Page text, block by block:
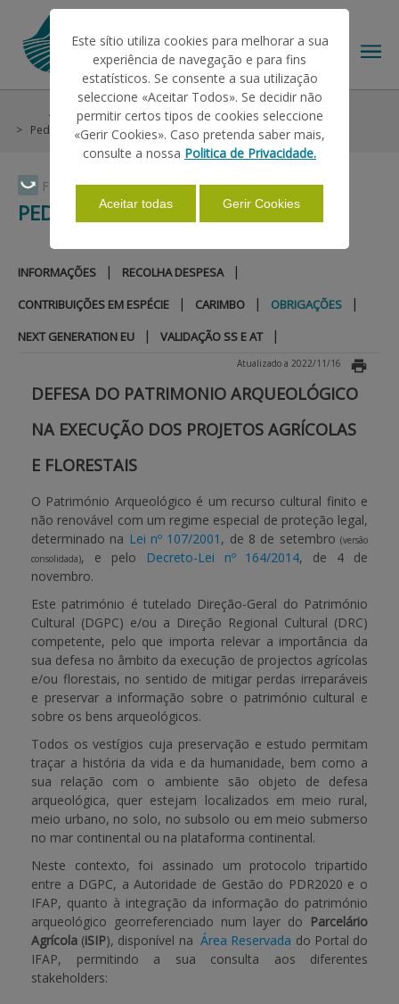
Faça Swipe para ver o menu
O IFAP
AJUDAS/APOIOS
INFORMAÇÕES
ESTATÍSTICAS
APOIO AO BENEFICIÁRIO
Entrar / Registar
Ajudas/Apoios
Projetos de Investimento
Pedidos de Pagamento
Obrigações
PEDIDOS DE PAGAMENTO
INFORMAÇÕES | RECOLHA DESPESA |
CONTRIBUIÇÕES EM ESPÉCIE | CARIMBO | OBRIGAÇÕES |
NEXT GENERATION EU | VALIDAÇÃO SS E AT |
Atualizado a 2022/11/16
DEFESA DO PATRIMONIO ARQUEOLÓGICO
NA EXECUÇÃO DOS PROJETOS AGRÍCOLAS
E FLORESTAIS
O Património Arqueológico é um recurso cultural finito e
não renovável com um regime especial de proteção legal,
determinado na Lei nº 107/2001 , de 8 de setembro(versão
consolidada), e pelo Decreto-Lei nº 164/2014, de 4 de
novembro.
Este património é tutelado Direção-Geral do Património
Cultural (DGPC) e/ou a Direção Regional Cultural (DRC)
competente, pelo que importa relevar a importância da
sua defesa no âmbito da execução de projectos agrícolas
e/ou florestais, no sentido de mitigar perdas irreparáveis
e preservar a informação sobre o património cultural e
sobre os bens arqueológicos.
Todos os vestígios cuja preservação e estudo permitam
traçar a história da vida e da humanidade, bem como a
sua relação com o ambiente são objeto de defesa
arqueológica, quer estejam localizados em meio rural,
meio urbano, no solo, no subsolo ou em meio submerso
no mar continental ou na plataforma continental.
Neste contexto, foi assinado um protocolo tripartido
entre a DGPC, a Autoridade de Gestão do PDR2020 e o
IFAP, quanto à integração da informação do património
arqueológico georreferenciado num layer do Parcelário
Agrícola (iSIP), disponível na Área Reservada do Portal do
IFAP, permitindo a sua consulta aos diferentes
stakeholders:
Este sítio utiliza cookies para melhorar a sua
experiência de navegação e para fins
estatísticos. Se consente a sua utilização
seleccione «Aceitar Todos». Se decidir não
permitir certos tipos de cookies seleccione
«Gerir Cookies». Caso pretenda saber mais,
consulte a nossa Politica de Privacidade.
Aceitar todas Gerir Cookies